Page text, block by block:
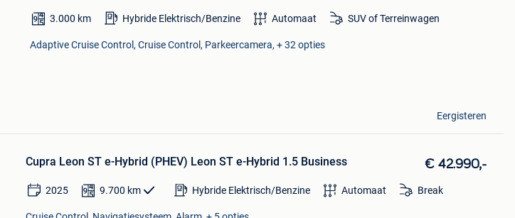
3.000 km Hybride Elektrisch/Benzine Automaat SUV of Terreinwagen
Adaptive Cruise Control, Cruise Control, Parkeercamera, + 32 opties
Eergisteren
Cupra Leon ST e-Hybrid (PHEV) Leon ST e-Hybrid 1.5 Business € 42.990,-
2025 9.700 km Hybride Elektrisch/Benzine Automaat Break